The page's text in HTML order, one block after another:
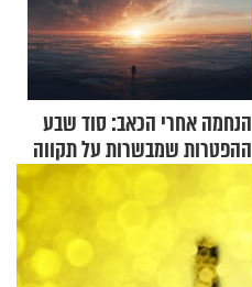
הנחמה אחרי הכאב: סוד שבע
ההפטרות שמבשרות על תקווה